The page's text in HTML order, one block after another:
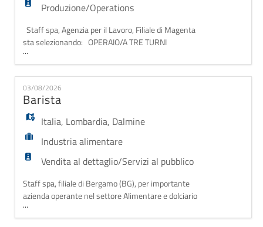
Produzione/Operations
Staff spa, Agenzia per il Lavoro, Filiale di Magenta
sta selezionando: OPERAIO/A TRE TURNI
Descrizione attività lavorativa: - Gestione delle linee
produttive (carico/scarico materie prime). -
Confezionamento ed etichettatura dei prodotti. -
Controllo qualità visivo. - Supporto alle diverse fasi di
lavorazione nei reparti. Requi
...
03/08/2026
Barista
Italia, Lombardia, Dalmine
Industria alimentare
Vendita al dettaglio/Servizi al pubblico
Staff spa, filiale di Bergamo (BG), per importante
azienda operante nel settore Alimentare e dolciario
cerca Addetto/a bar con esperienza nella
preparazione di bevande calde per la sua sede di
...